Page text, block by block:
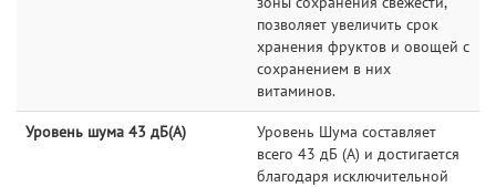
позволяет увеличить срок
хранения фруктов и овощей с
сохранением в них
витаминов.
Уровень шума 43 дБ(А)
Уровень Шума составляет
всего 43 дБ (А) и достигается
благодаря исключительной